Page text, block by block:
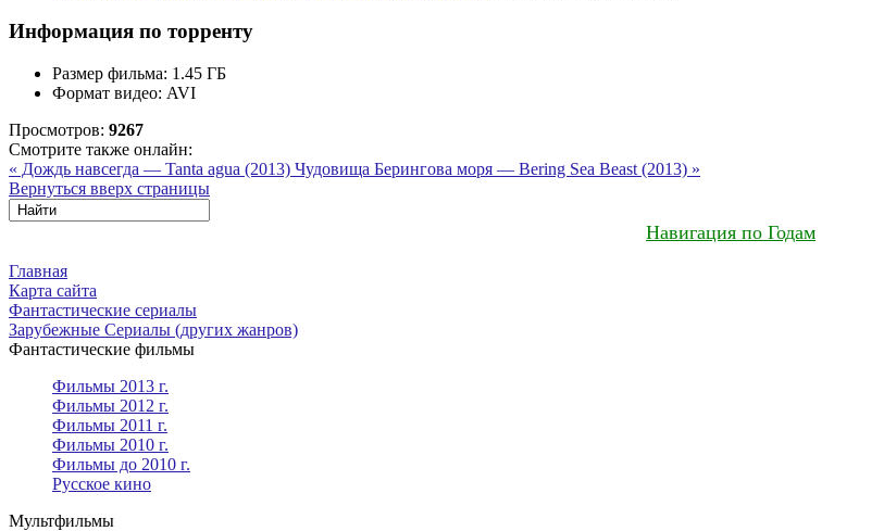
Информация по торренту
Размер фильма: 1.45 ГБ
Формат видео: AVI
Просмотров: 9267
Смотрите также онлайн:
« Дождь навсегда — Tanta agua (2013) Чудовища Берингова моря — Bering Sea Beast (2013) »
Вернуться вверх страницы
Навигация по Годам
Главная
Карта сайта
Фантастические сериалы
Зарубежные Сериалы (других жанров)
Фантастические фильмы
Фильмы 2013 г.
Фильмы 2012 г.
Фильмы 2011 г.
Фильмы 2010 г.
Фильмы до 2010 г.
Русское кино
Мультфильмы